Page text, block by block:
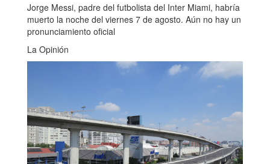
Jorge Messi, padre del futbolista del Inter Miami, habría
muerto la noche del viernes 7 de agosto. Aún no hay un
pronunciamiento oficial
La Opinión